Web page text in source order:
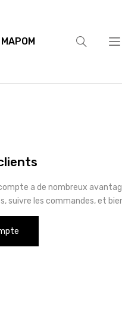
MAPOM
a de nombreux
suivre les commandes, et